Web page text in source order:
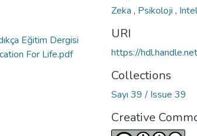
Eğitim Dergisi
For Life.pdf
Zeka , Psikoloji ,
URI
https://
Collections
Sayı 39 / Issue 39
Creative